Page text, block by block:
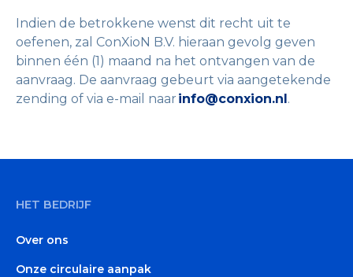
Indien de betrokkene wenst dit recht uit te
oefenen, zal ConXioN B.V. hieraan gevolg geven
binnen één (1) maand na het ontvangen van de
aanvraag. De aanvraag gebeurt via aangetekende
zending of via e-mail naar info@conxion.nl.
HET BEDRIJF
Over ons
Onze circulaire aanpak